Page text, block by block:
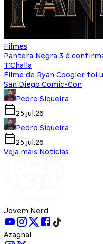
Filmes
Pantera Negra 3 é
T'Challa
Filme de Ryan Coogler foi
San Diego Comic-Con
Pedro Siqueira
25.jul.26
Pedro Siqueira
25.jul.26
Veja mais Notícias
Jovem Nerd
Azaghal